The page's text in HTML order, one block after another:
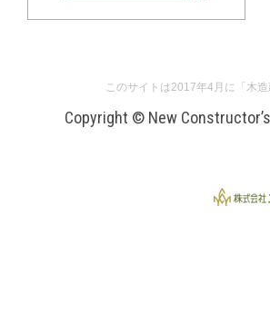
このサイトは2017年4月に「木
Copyright © New